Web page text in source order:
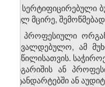
4.
სულ მცირე,
5. პროფესიული
სავალდებულო, ამ
ნაწილისათვის.
ანგარიშის ან
სტანდარტებში ან